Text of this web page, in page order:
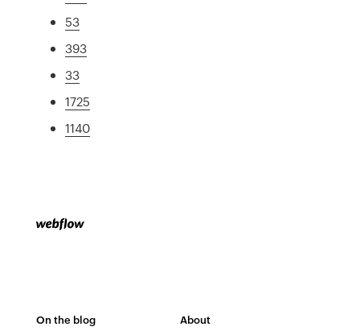
53
393
33
1725
1140
On the blog About